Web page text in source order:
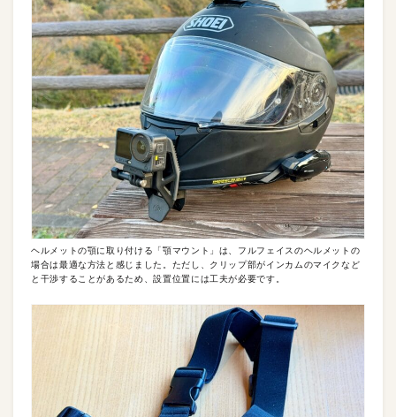
ヘルメットの顎に取り付ける「顎マウント」は、フルフェイスのヘルメットの
場合は最適な方法と感じました。ただし、クリップ部がインカムのマイクなど
と干渉することがあるため、設置位置には工夫が必要です。